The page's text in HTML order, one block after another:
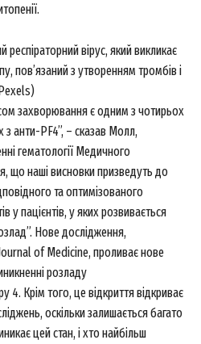
вірус, який викликає
пов’язаний з утворенням тромбів і
захворювання є одним з чотирьох
з анти-PF4”, – сказав Молл,
гематології Медичного
що наші висновки призведуть до
та оптимізованого
у пацієнтів, у яких розвивається
Нове дослідження,
of Medicine, проливає нове
розладу
Крім того, це відкриття відкриває
оскільки залишається багато
цей стан, і хто найбільш